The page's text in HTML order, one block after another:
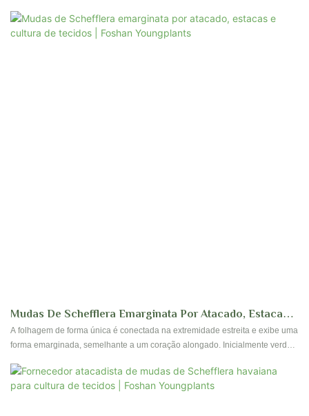
Mudas De Schefflera Emarginata Por Atacado, Estacas E
Cultura De Tecidos | Foshan Youngplants
A folhagem de forma única é conectada na extremidade estreita e exibe uma
forma emarginada, semelhante a um coração alongado. Inicialmente verde